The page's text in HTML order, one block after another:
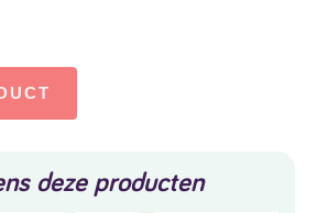
deze producten